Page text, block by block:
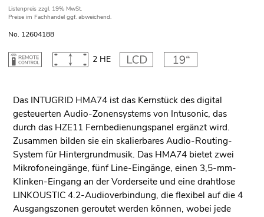
Listenpreis zzgl. 19% MwSt.
Preise im Fachhandel ggf. abweichend.
No. 12604188
2 HE
Das INTUGRID HMA74 ist das Kernstück des digital
gesteuerten Audio-Zonensystems von Intusonic, das
durch das HZE11 Fernbedienungspanel ergänzt wird.
Zusammen bilden sie ein skalierbares Audio-Routing-
System für Hintergrundmusik. Das HMA74 bietet zwei
Mikrofoneingänge, fünf Line-Eingänge, einen 3,5-mm-
Klinken-Eingang an der Vorderseite und eine drahtlose
LINKOUSTIC 4.2-Audioverbindung, die flexibel auf die 4
Ausgangszonen geroutet werden können, wobei jede